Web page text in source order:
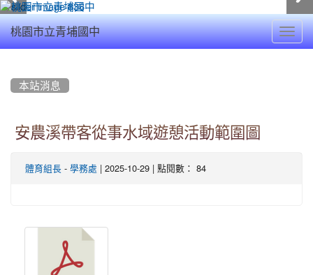
桃園市立青埔國中
本站消息
安農溪帶客從事水域遊憩活動範圍圖
體育組長 - 學務處 | 2025-10-29 | 點閱數： 84